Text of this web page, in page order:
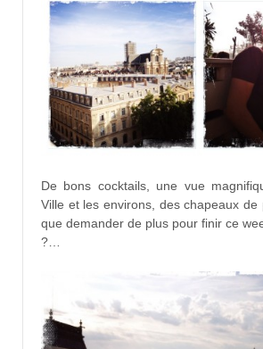
De bons cocktails, une vue
Ville et les environs, des chapeaux de
que demander de plus pour finir ce
?…